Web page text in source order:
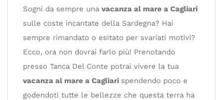
Sogni da sempre una vacanza al mare a Cagliari
sulle coste incantate della Sardegna? Hai
sempre rimandato o esitato per svariati motivi?
Ecco, ora non dovrai farlo più! Prenotando
presso Tanca Del Conte potrai vivere la tua
vacanza al mare a Cagliari spendendo poco e
godendoti tutte le bellezze che questa terra ha